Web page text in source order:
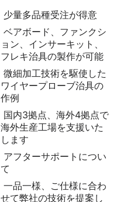
少量多品種受注が得意
ベアボード、ファンクシ
ョン、インサーキット、
フレキ治具の製作が可能
微細加工技術を駆使した
ワイヤープローブ治具の
作例
国内3拠点、海外4拠点で
海外生産工場を支援いた
します
アフターサポートについ
て
一品一様、ご仕様に合わ
せて弊社の技術を提案し